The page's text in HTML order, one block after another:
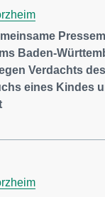
Baden-
Verdachts
eines Kindes